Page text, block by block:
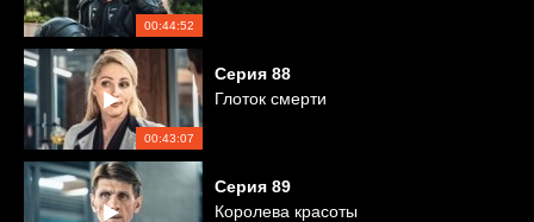
00:44:52
00:43:07
Серия 88
Глоток смерти
Серия 89
Королева красоты